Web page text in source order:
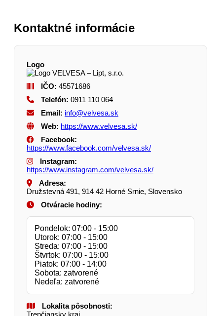
Kontaktné informácie
Logo
IČO: 45571686
Telefón: 0911 110 064
Email: info@velvesa.sk
Web: https://www.velvesa.sk/
Facebook:
https://www.facebook.com/velvesa.sk/
Instagram:
https://www.instagram.com/velvesa.sk/
Adresa:
Družstevná 491, 914 42 Horné Srnie, Slovensko
Otváracie hodiny:
Pondelok: 07:00 - 15:00
Utorok: 07:00 - 15:00
Streda: 07:00 - 15:00
Štvrtok: 07:00 - 15:00
Piatok: 07:00 - 14:00
Sobota: zatvorené
Nedeľa: zatvorené
Lokalita pôsobnosti:
Trenčiansky kraj